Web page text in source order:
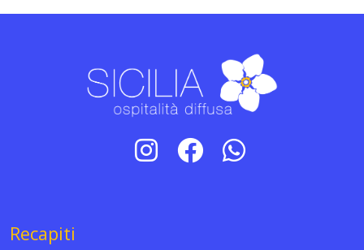
Recapiti